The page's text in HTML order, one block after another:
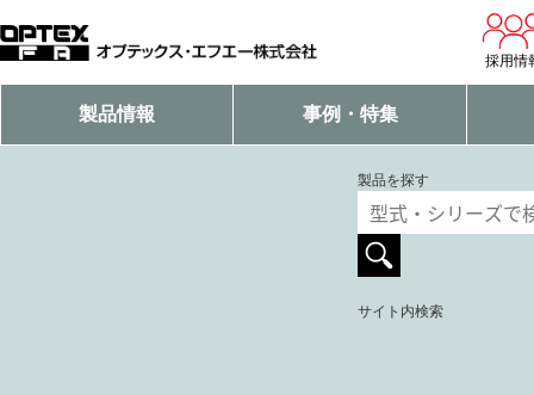
採用情
製品情報 事例・特集
製品を探す
サイト内検索